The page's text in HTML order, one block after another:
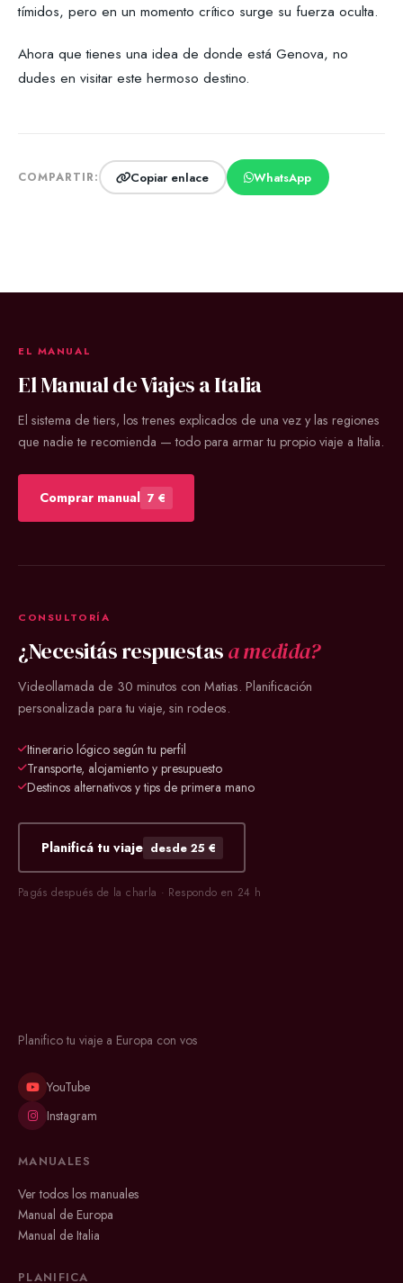
tímidos, pero en un momento crítico surge su fuerza oculta.
Ahora que tienes una idea de donde está Genova, no
dudes en visitar este hermoso destino.
COMPARTIR: Copiar enlace WhatsApp
EL MANUAL
El Manual de Viajes a Italia
El sistema de tiers, los trenes explicados de una vez y las regiones
que nadie te recomienda — todo para armar tu propio viaje a Italia.
Comprar manual 7 €
CONSULTORÍA
¿Necesitás respuestasa medida?
Videollamada de 30 minutos con Matias. Planificación
personalizada para tu viaje, sin rodeos.
Itinerario lógico según tu perfil
Transporte, alojamiento y presupuesto
Destinos alternativos y tips de primera mano
Planificá tu viaje desde 25 €
Pagás después de la charla · Respondo en 24 h
Planifico tu viaje a Europa con vos
YouTube
Instagram
MANUALES
Ver todos los manuales
Manual de Europa
Manual de Italia
PLANIFICA